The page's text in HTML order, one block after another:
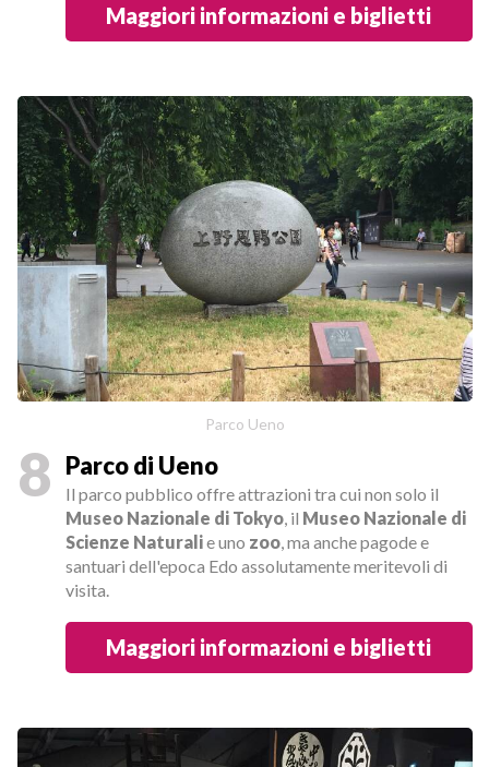
Maggiori informazioni e biglietti
Parco Ueno
8 Parco di Ueno
Il parco pubblico offre attrazioni tra cui non solo il
Museo Nazionale di Tokyo, il Museo Nazionale di
Scienze Naturalie uno zoo, ma anche pagode e
santuari dell'epoca Edo assolutamente meritevoli di
visita.
Maggiori informazioni e biglietti